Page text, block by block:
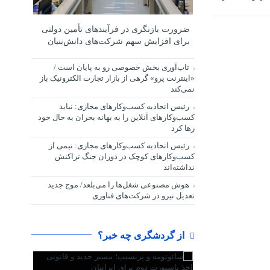
ضرورت بازنگری در فرآیندهای تأمین دولتی
برای افزایش سهم شرکت‌های دانش‌بنیان
تاب‌آوری بخش خصوصی رو به پایان است /
«اینترنت پرو» گرهی از بازار تجارت الکترونیک باز
نمی‌کند
رئیس اتحادیه کسب‌وکارهای مجازی: نباید
کسب‌وکارهای آنلاین را به بهانه بحران به حال خود
رها کرد
رئیس اتحادیه کسب‌وکارهای مجازی: نیمی از
کسب‌وکارهای کوچک در دوران جنگ‌ تراکنش
نداشته‌اند
هوش مصنوعی شغل‌ها را می‌بلعد/ موج جدید
تعدیل نیرو در شرکت‌های فناوری
از گردشگری چه خبر؟